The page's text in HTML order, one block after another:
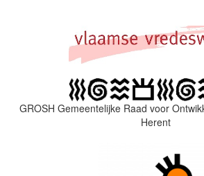
GROSH Gemeentelijke Raad voor
Herent